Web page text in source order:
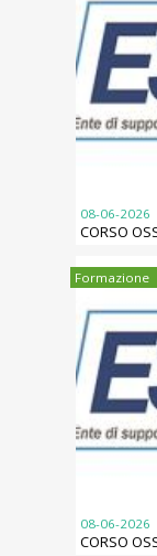
08-06-2026
CORSO
Formazione
08-06-2026
CORSO